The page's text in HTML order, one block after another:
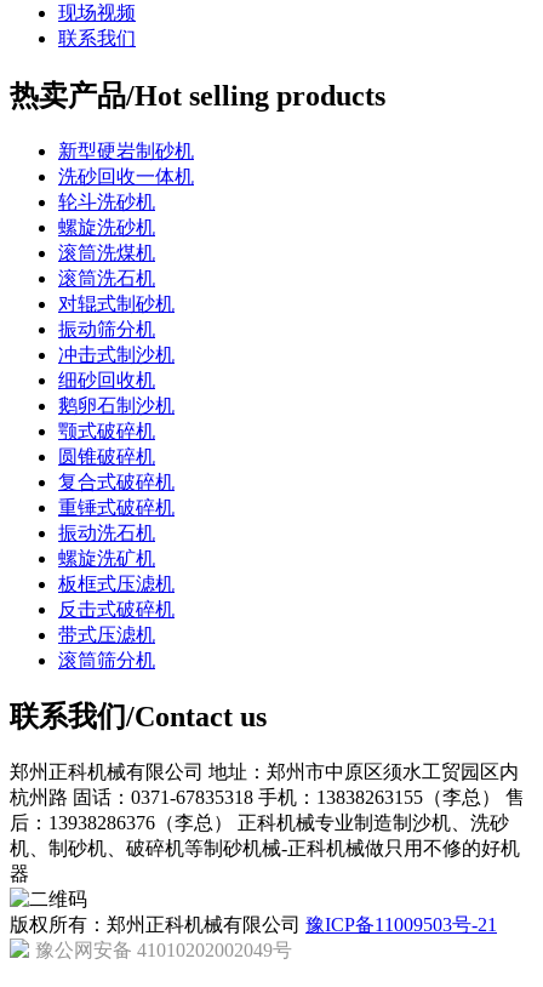
现场视频
联系我们
热卖产品/Hot selling products
新型硬岩制砂机
洗砂回收一体机
轮斗洗砂机
螺旋洗砂机
滚筒洗煤机
滚筒洗石机
对辊式制砂机
振动筛分机
冲击式制沙机
细砂回收机
鹅卵石制沙机
颚式破碎机
圆锥破碎机
复合式破碎机
重锤式破碎机
振动洗石机
螺旋洗矿机
板框式压滤机
反击式破碎机
带式压滤机
滚筒筛分机
联系我们/Contact us
郑州正科机械有限公司 地址：郑州市中原区须水工贸园区内
杭州路 固话：0371-67835318 手机：13838263155（李总） 售
后：13938286376（李总）
正科机械专业制造制沙机、洗砂
机、制砂机、破碎机等制砂机械-正科机械做只用不修的好机
器
版权所有：郑州正科机械有限公司 豫ICP备11009503号-21
豫公网安备 41010202002049号